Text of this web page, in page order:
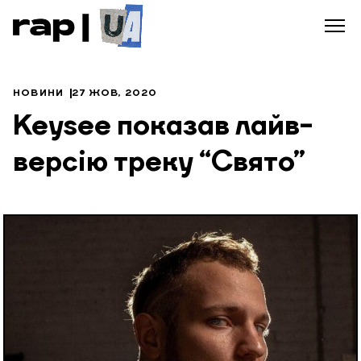
НОВИНИ 27 ЖОВ, 2020
Keysee показав лайв-
версію треку “Свято”